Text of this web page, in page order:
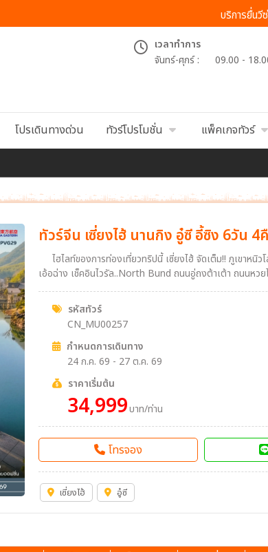
บริการยื่นวี
เวลาทำการ
จันทร์-ศุกร์ :
09.00 -
โปรเดินทางด่วน ทัวร์โปรโมชั่น แพ็คเกจทัวร์
ทัวร์จีน เซี่ยงไฮ้ นานกิง อู๋ซี อี้ซิง 6วัน
ไฮไลท์ของการท่องเที่ยวทริปนี้ เซี่ยงไฮ้ จัดเต็ม!! ภูเขาหนิว
เอ้อฉ่าง เช็คอินไวรัล..North Bund ถนนอู่ถงต้าเต้า ถนนหวย
รหัสทัวร์
CN_MU00257
กำหนดการเดินทาง
24 ก.ค. 69 - 27 ต.ค. 69
ราคาเริ่มต้น
34,999บาท/ท่าน
โทรจอง
เซี่ยงไฮ้ อู๋ซี